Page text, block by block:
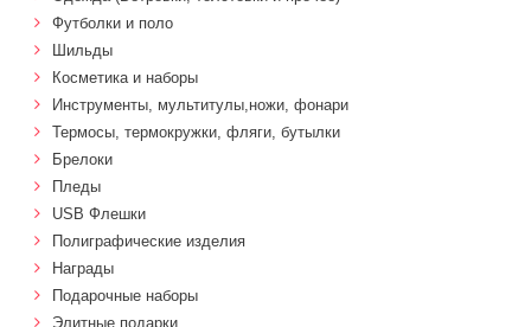
Футболки и поло
Шильды
Косметика и наборы
Инструменты, мультитулы,ножи, фонари
Термосы, термокружки, фляги, бутылки
Брелоки
Пледы
USB Флешки
Полиграфические изделия
Награды
Подарочные наборы
Элитные подарки